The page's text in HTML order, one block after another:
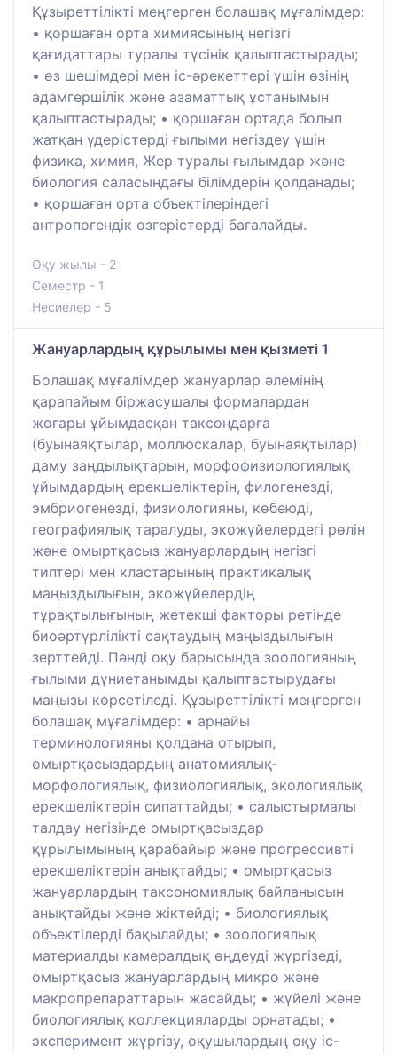
Құзыреттілікті меңгерген болашақ мұғалімдер:
• қоршаған орта химиясының негізгі
қағидаттары туралы түсінік қалыптастырады;
• өз шешімдері мен іс-әрекеттері үшін өзінің
адамгершілік және азаматтық ұстанымын
қалыптастырады; • қоршаған ортада болып
жатқан үдерістерді ғылыми негіздеу үшін
физика, химия, Жер туралы ғылымдар және
биология саласындағы білімдерін қолданады;
• қоршаған орта объектілеріндегі
антропогендік өзгерістерді бағалайды.
Оқу жылы - 2
Семестр - 1
Несиелер - 5
Жануарлардың құрылымы мен қызметі 1
Болашақ мұғалімдер жануарлар әлемінің
қарапайым біржасушалы формалардан
жоғары ұйымдасқан таксондарға
(буынаяқтылар, моллюскалар, буынаяқтылар)
даму заңдылықтарын, морфофизиологиялық
ұйымдардың ерекшеліктерін, филогенезді,
эмбриогенезді, физиологияны, көбеюді,
географиялық таралуды, экожүйелердегі рөлін
және омыртқасыз жануарлардың негізгі
типтері мен кластарының практикалық
маңыздылығын, экожүйелердің
тұрақтылығының жетекші факторы ретінде
биоәртүрлілікті сақтаудың маңыздылығын
зерттейді. Пәнді оқу барысында зоологияның
ғылыми дүниетанымды қалыптастырудағы
маңызы көрсетіледі. Құзыреттілікті меңгерген
болашақ мұғалімдер: • арнайы
терминологияны қолдана отырып,
омыртқасыздардың анатомиялық-
морфологиялық, физиологиялық, экологиялық
ерекшеліктерін сипаттайды; • салыстырмалы
талдау негізінде омыртқасыздар
құрылымының қарабайыр және прогрессивті
ерекшеліктерін анықтайды; • омыртқасыз
жануарлардың таксономиялық байланысын
анықтайды және жіктейді; • биологиялық
объектілерді бақылайды; • зоологиялық
материалды камералдық өңдеуді жүргізеді,
омыртқасыз жануарлардың микро және
макропрепараттарын жасайды; • жүйелі және
биологиялық коллекцияларды орнатады; •
эксперимент жүргізу, оқушылардың оқу іс-